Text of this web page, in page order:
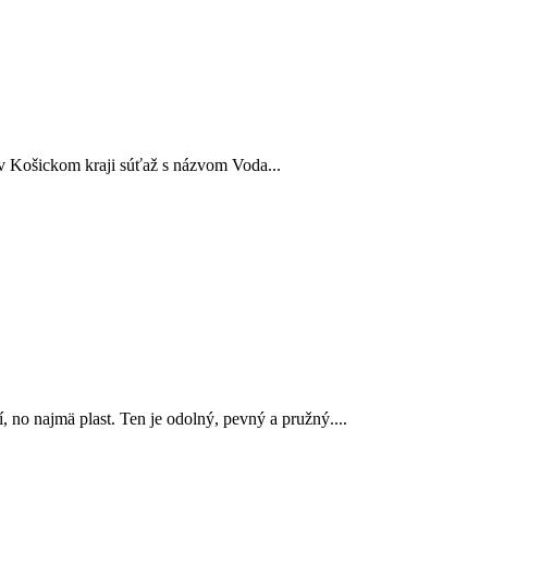
Košickom kraji súťaž s názvom Voda...
no najmä plast. Ten je odolný, pevný a pružný....